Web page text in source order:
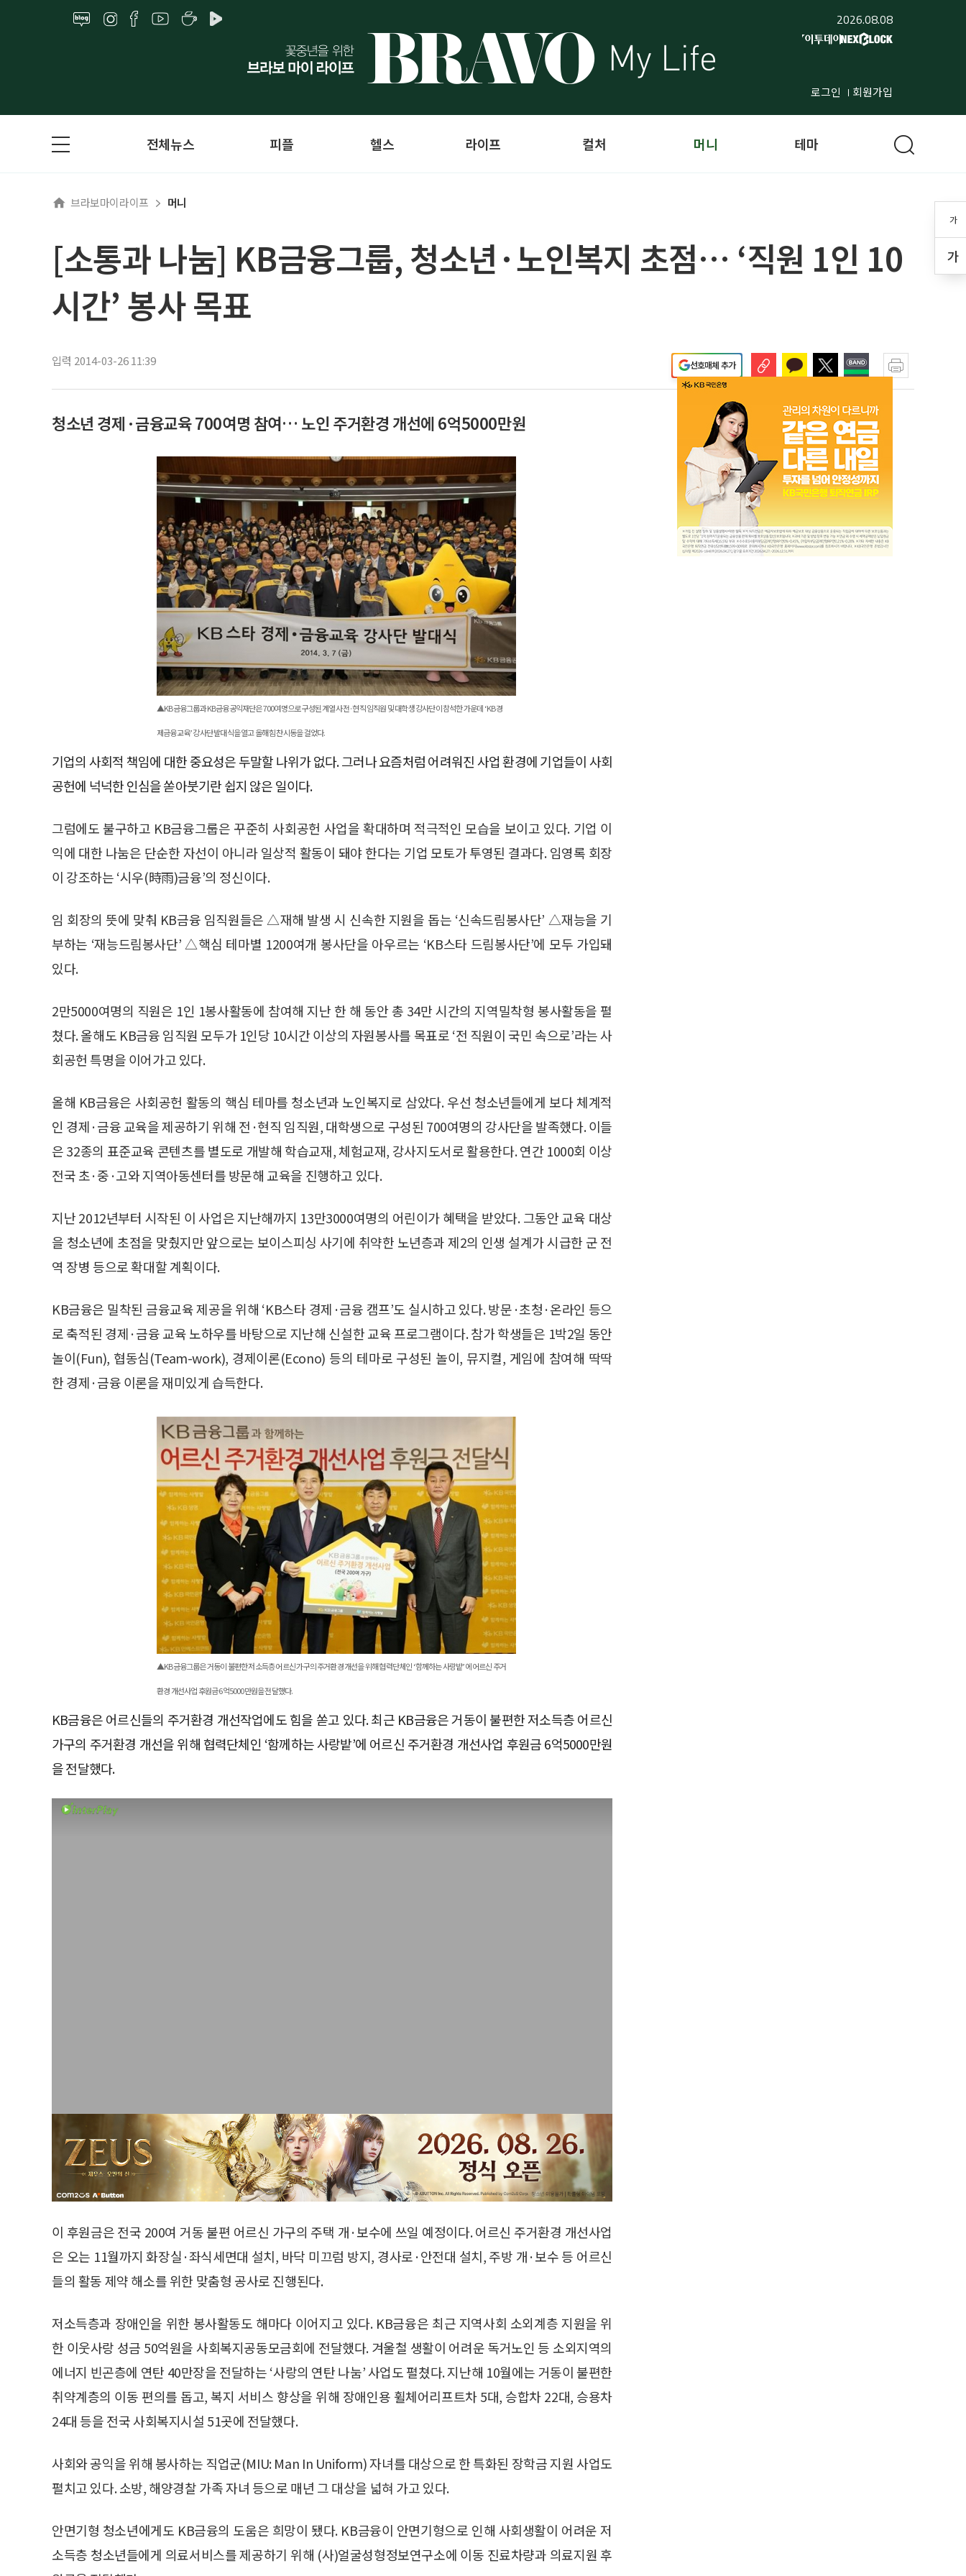
2026.08.08
로그인 회원가입
가
가
전체뉴스 피플 헬스 라이프 컬처 머니 테마
브라보마이라이프 머니
[소통과 나눔] KB금융그룹, 청소년·노인복지 초점… ‘직원 1인 10
시간’ 봉사 목표
입력 2014-03-26 11:39 선호매체 추가
청소년 경제·금융교육 700여명 참여… 노인 주거환경 개선에 6억5000만원
▲KB금융그룹과 KB금융공익재단은 700여명으로 구성된 계열사 전·현직 임직원 및 대학생 강사단이 참석한 가운데 ‘KB 경
제금융교육’ 강사단 발대식을 열고 올해 힘찬 시동을 걸었다.
기업의 사회적 책임에 대한 중요성은 두말할 나위가 없다. 그러나 요즘처럼 어려워진 사업 환경에 기업들이 사회
공헌에 넉넉한 인심을 쏟아붓기란 쉽지 않은 일이다.
그럼에도 불구하고 KB금융그룹은 꾸준히 사회공헌 사업을 확대하며 적극적인 모습을 보이고 있다. 기업 이
익에 대한 나눔은 단순한 자선이 아니라 일상적 활동이 돼야 한다는 기업 모토가 투영된 결과다. 임영록 회장
이 강조하는 ‘시우(時雨)금융’의 정신이다.
임 회장의 뜻에 맞춰 KB금융 임직원들은 △재해 발생 시 신속한 지원을 돕는 ‘신속드림봉사단’ △재능을 기
부하는 ‘재능드림봉사단’ △핵심 테마별 1200여개 봉사단을 아우르는 ‘KB스타 드림봉사단’에 모두 가입돼
있다.
2만5000여명의 직원은 1인 1봉사활동에 참여해 지난 한 해 동안 총 34만 시간의 지역밀착형 봉사활동을 펼
쳤다. 올해도 KB금융 임직원 모두가 1인당 10시간 이상의 자원봉사를 목표로 ‘전 직원이 국민 속으로’라는 사
회공헌 특명을 이어가고 있다.
올해 KB금융은 사회공헌 활동의 핵심 테마를 청소년과 노인복지로 삼았다. 우선 청소년들에게 보다 체계적
인 경제·금융 교육을 제공하기 위해 전·현직 임직원, 대학생으로 구성된 700여명의 강사단을 발족했다. 이들
은 32종의 표준교육 콘텐츠를 별도로 개발해 학습교재, 체험교재, 강사지도서로 활용한다. 연간 1000회 이상
전국 초·중·고와 지역아동센터를 방문해 교육을 진행하고 있다.
지난 2012년부터 시작된 이 사업은 지난해까지 13만3000여명의 어린이가 혜택을 받았다. 그동안 교육 대상
을 청소년에 초점을 맞췄지만 앞으로는 보이스피싱 사기에 취약한 노년층과 제2의 인생 설계가 시급한 군 전
역 장병 등으로 확대할 계획이다.
KB금융은 밀착된 금융교육 제공을 위해 ‘KB스타 경제·금융 캠프’도 실시하고 있다. 방문·초청·온라인 등으
로 축적된 경제·금융 교육 노하우를 바탕으로 지난해 신설한 교육 프로그램이다. 참가 학생들은 1박2일 동안
놀이(Fun), 협동심(Team-work), 경제이론(Econo) 등의 테마로 구성된 놀이, 뮤지컬, 게임에 참여해 딱딱
한 경제·금융 이론을 재미있게 습득한다.
▲KB금융그룹은 거동이 불편한 저소득층 어르신 가구의 주거환경 개선을 위해 협력단체인 ‘함께하는 사랑밭’에 어르신 주거
환경 개선사업 후원금 6억5000만원을 전달했다.
KB금융은 어르신들의 주거환경 개선작업에도 힘을 쏟고 있다. 최근 KB금융은 거동이 불편한 저소득층 어르신
가구의 주거환경 개선을 위해 협력단체인 ‘함께하는 사랑밭’에 어르신 주거환경 개선사업 후원금 6억5000만원
을 전달했다.
이 후원금은 전국 200여 거동 불편 어르신 가구의 주택 개·보수에 쓰일 예정이다. 어르신 주거환경 개선사업
은 오는 11월까지 화장실·좌식세면대 설치, 바닥 미끄럼 방지, 경사로·안전대 설치, 주방 개·보수 등 어르신
들의 활동 제약 해소를 위한 맞춤형 공사로 진행된다.
저소득층과 장애인을 위한 봉사활동도 해마다 이어지고 있다. KB금융은 최근 지역사회 소외계층 지원을 위
한 이웃사랑 성금 50억원을 사회복지공동모금회에 전달했다. 겨울철 생활이 어려운 독거노인 등 소외지역의
에너지 빈곤층에 연탄 40만장을 전달하는 ‘사랑의 연탄 나눔’ 사업도 펼쳤다. 지난해 10월에는 거동이 불편한
취약계층의 이동 편의를 돕고, 복지 서비스 향상을 위해 장애인용 휠체어리프트차 5대, 승합차 22대, 승용차
24대 등을 전국 사회복지시설 51곳에 전달했다.
사회와 공익을 위해 봉사하는 직업군(MIU: Man In Uniform) 자녀를 대상으로 한 특화된 장학금 지원 사업도
펼치고 있다. 소방, 해양경찰 가족 자녀 등으로 매년 그 대상을 넓혀 가고 있다.
안면기형 청소년에게도 KB금융의 도움은 희망이 됐다. KB금융이 안면기형으로 인해 사회생활이 어려운 저
소득층 청소년들에게 의료서비스를 제공하기 위해 (사)얼굴성형정보연구소에 이동 진료차량과 의료지원 후